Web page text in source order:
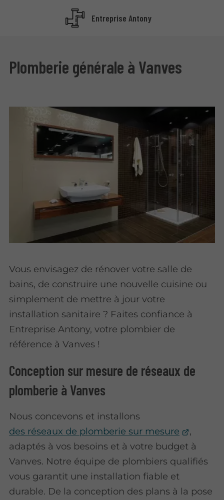
Entreprise Antony
Plomberie générale à Vanves
Vous envisagez de rénover votre salle de
bains, de construire une nouvelle cuisine ou
simplement de mettre à jour votre
installation sanitaire ? Faites confiance à
Entreprise Antony, votre plombier de
référence à Vanves !
Conception sur mesure de réseaux de
plomberie à Vanves
Nous concevons et installons
des réseaux de plomberie sur mesure
,
adaptés à vos besoins et à votre budget à
Vanves. Notre équipe de plombiers qualifiés
vous garantit une installation fiable et
durable. De la conception des plans à la pose